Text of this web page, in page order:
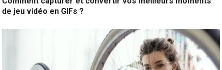
de jeu vidéo en GIFs ?